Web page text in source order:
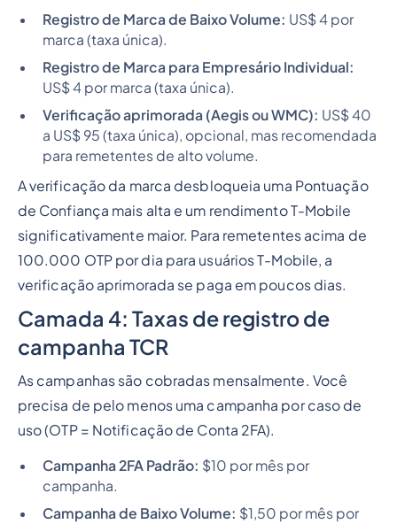
Registro de Marca de Baixo Volume: US$ 4 por
marca (taxa única).
Registro de Marca para Empresário Individual:
US$ 4 por marca (taxa única).
Verificação aprimorada (Aegis ou WMC): US$ 40
a US$ 95 (taxa única), opcional, mas recomendada
para remetentes de alto volume.
A verificação da marca desbloqueia uma Pontuação
de Confiança mais alta e um rendimento T-Mobile
significativamente maior. Para remetentes acima de
100.000 OTP por dia para usuários T-Mobile, a
verificação aprimorada se paga em poucos dias.
Camada 4: Taxas de registro de
campanha TCR
As campanhas são cobradas mensalmente. Você
precisa de pelo menos uma campanha por caso de
uso (OTP = Notificação de Conta 2FA).
Campanha 2FA Padrão: $10 por mês por
campanha.
Campanha de Baixo Volume: $1,50 por mês por